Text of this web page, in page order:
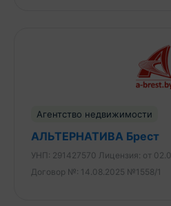
Агентство недвижимости
АЛЬТЕРНАТИВА Брест
УНП: 291427570 Лицензия: от
Договор №: 14.08.2025 №1558/1